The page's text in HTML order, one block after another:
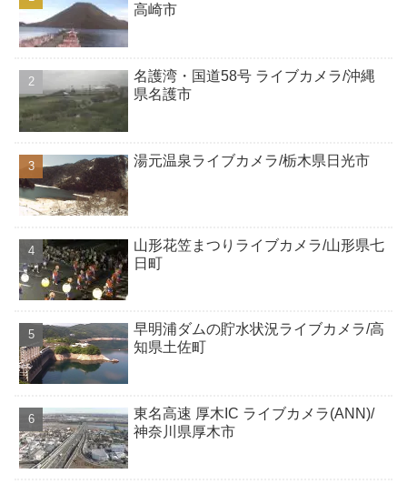
高崎市
名護湾・国道58号 ライブカメラ/沖縄
県名護市
湯元温泉ライブカメラ/栃木県日光市
山形花笠まつりライブカメラ/山形県七
日町
早明浦ダムの貯水状況ライブカメラ/高
知県土佐町
東名高速 厚木IC ライブカメラ(ANN)/
神奈川県厚木市